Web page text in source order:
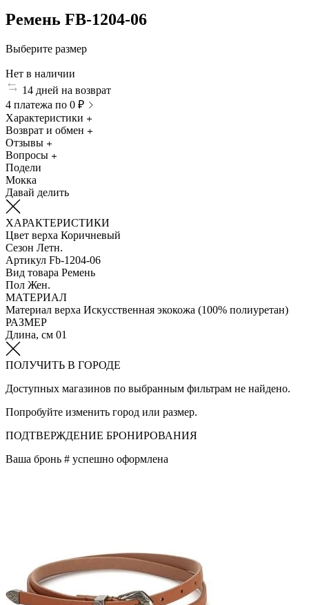
Ремень FB-1204-06
Выберите размер
Нет в наличии
14 дней на возврат
4 платежа по 0 ₽
Характеристики
Возврат и обмен
Отзывы
Вопросы
Подели
Мокка
Давай делить
ХАРАКТЕРИСТИКИ
Цвет верха Коричневый
Сезон Летн.
Артикул Fb-1204-06
Вид товара Ремень
Пол Жен.
МАТЕРИАЛ
Материал верха Искусственная экокожа (100% полиуретан)
РАЗМЕР
Длина, см 01
ПОЛУЧИТЬ В ГОРОДЕ
Доступных магазинов по выбранным фильтрам не найдено.
Попробуйте изменить город или размер.
ПОДТВЕРЖДЕНИЕ БРОНИРОВАНИЯ
Ваша бронь # успешно оформлена